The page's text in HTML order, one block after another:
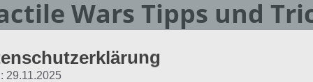
Wars Tipps und
wir zunächst zum Thema Tipps und Tricks für
du noch ein Wort zum Thema Cheats und danach die
29.11.2025